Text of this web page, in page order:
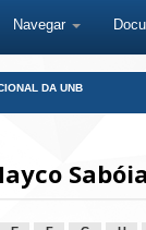
Navegar
DA UNB
Sabóia